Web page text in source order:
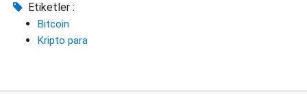
Etiketler :
Bitcoin
Kripto para